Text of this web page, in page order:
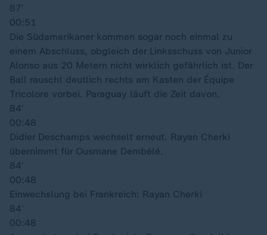
87′
00:51
Die Südamerikaner kommen sogar noch einmal zu
einem Abschluss, obgleich der Linksschuss von Junior
Alonso aus 20 Metern nicht wirklich gefährlich ist. Der
Ball rauscht deutlich rechts am Kasten der Équipe
Tricolore vorbei. Paraguay läuft die Zeit davon.
84′
00:48
Didier Deschamps wechselt erneut. Rayan Cherki
übernimmt für Ousmane Dembélé.
84′
00:48
Einwechslung bei Frankreich: Rayan Cherki
84′
00:48